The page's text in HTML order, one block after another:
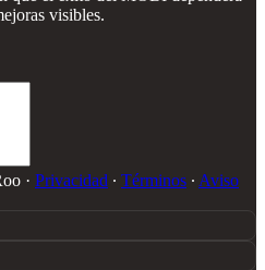
visibles.
· Privacidad ∙ Términos ∙ Aviso